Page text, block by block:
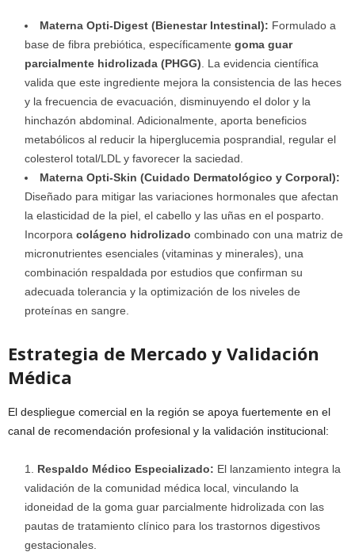
Materna Opti-Digest (Bienestar Intestinal): Formulado a
base de fibra prebiótica, específicamente goma guar
parcialmente hidrolizada (PHGG) . La evidencia científica
valida que este ingrediente mejora la consistencia de las heces
y la frecuencia de evacuación, disminuyendo el dolor y la
hinchazón abdominal. Adicionalmente, aporta beneficios
metabólicos al reducir la hiperglucemia posprandial, regular el
colesterol total/LDL y favorecer la saciedad.
Materna Opti-Skin (Cuidado Dermatológico y Corporal):
Diseñado para mitigar las variaciones hormonales que afectan
la elasticidad de la piel, el cabello y las uñas en el posparto.
Incorpora colágeno hidrolizado combinado con una matriz de
micronutrientes esenciales (vitaminas y minerales), una
combinación respaldada por estudios que confirman su
adecuada tolerancia y la optimización de los niveles de
proteínas en sangre.
Estrategia de Mercado y Validación
Médica
El despliegue comercial en la región se apoya fuertemente en el
canal de recomendación profesional y la validación institucional:
Respaldo Médico Especializado: El lanzamiento integra la
validación de la comunidad médica local, vinculando la
idoneidad de la goma guar parcialmente hidrolizada con las
pautas de tratamiento clínico para los trastornos digestivos
gestacionales.